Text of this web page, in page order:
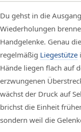
Du gehst in die
Wiederholungen
Handgelenke. Genau
regelmäßig Liegestütze
Hände liegen flach auf
erzwungenen
wächst der Druck auf
brichst die Einheit
sondern weil die